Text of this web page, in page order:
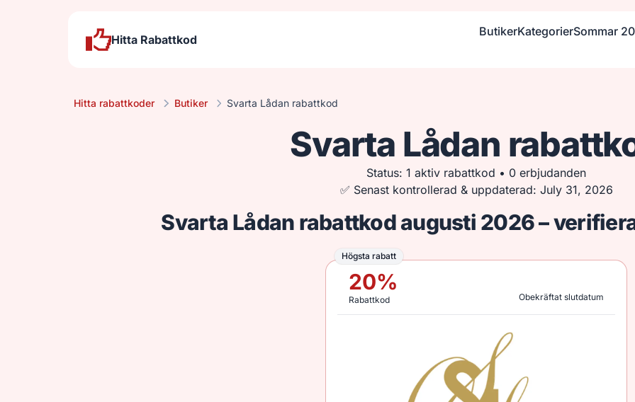
Hitta Rabattkod
ButikerKategorierSommar
Hitta rabattkoder Butiker Svarta Lådan rabattkod
Svarta Lådan
Status: 1 aktiv rabattkod • 0 erbjudanden
✅ Senast kontrollerad & uppdaterad: July 31, 2026
Svarta Lådan rabattkod augusti 2026 –
Högsta rabatt
20%
Rabattkod Obekräftat slutdatum